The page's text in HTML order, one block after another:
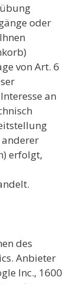
oder
von Art. 6
an
anderer
erfolgt,
des
Anbieter
Inc., 1600